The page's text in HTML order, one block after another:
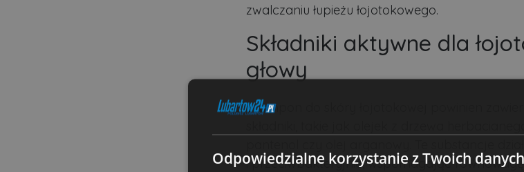
zwalczaniu łupieżu łojotokowego.
Składniki aktywne dla
głowy
Szampon do skóry łojotokowej powinien
i przeciwbakteryjnie, wspomagając równowagę
Odpowiedzialne korzystanie z Twoich danych